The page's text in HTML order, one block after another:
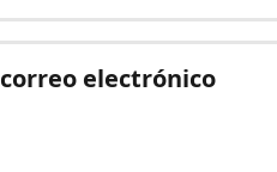
electrónico